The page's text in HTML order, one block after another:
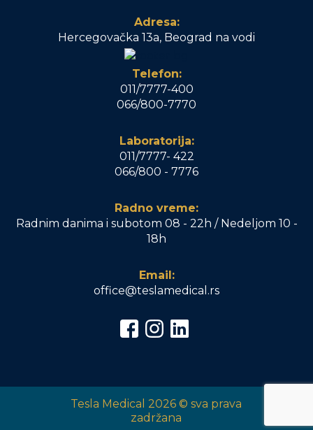
Adresa:
Hercegovačka 13a, Beograd na vodi
Telefon:
011/7777-400
066/800-7770
Laboratorija:
011/7777- 422
066/800 - 7776
Radno vreme:
Radnim danima i subotom 08 - 22h / Nedeljom 10 -
18h
Email:
office@teslamedical.rs
Tesla Medical 2026 © sva prava
zadržana